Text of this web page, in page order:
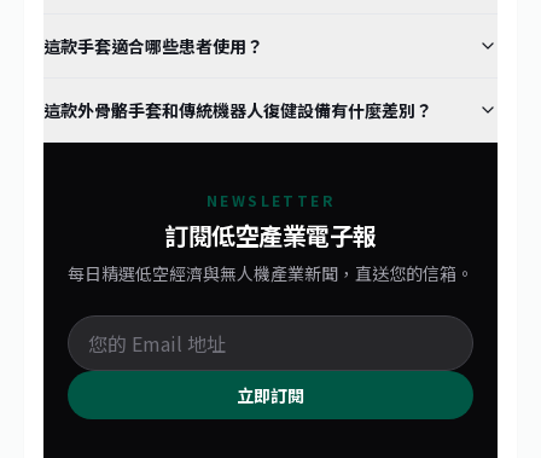
這款手套適合哪些患者使用？
這款外骨骼手套和傳統機器人復健設備有什麼差別？
NEWSLETTER
訂閱低空產業電子報
每日精選低空經濟與無人機產業新聞，直送您的信箱。
立即訂閱